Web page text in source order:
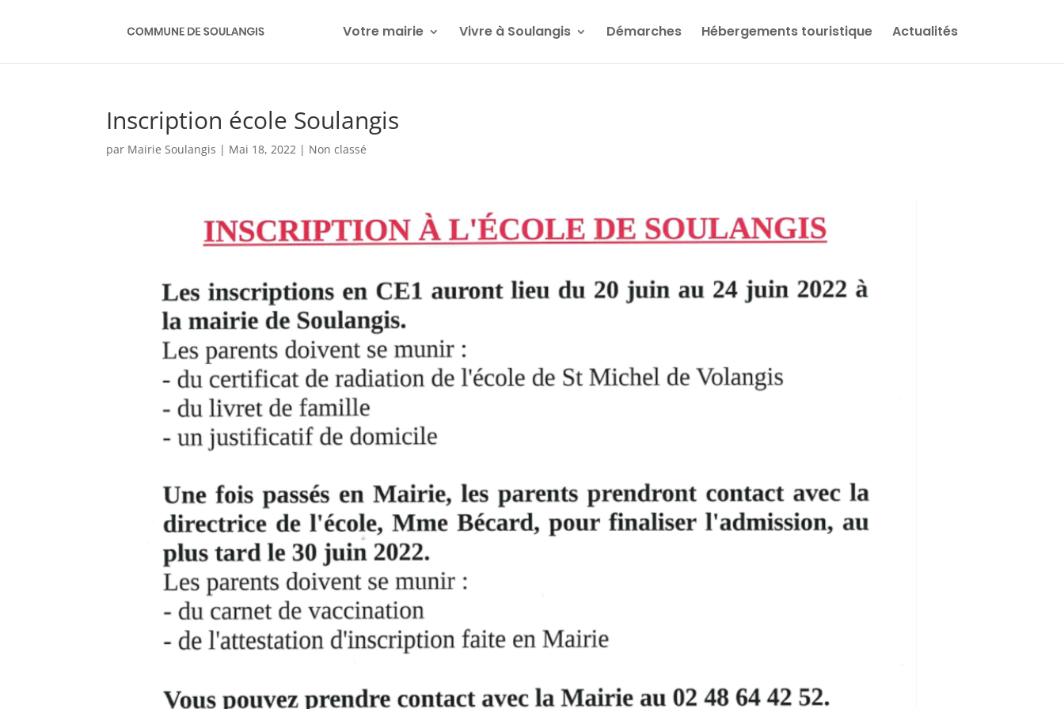
Votre mairie Vivre à Soulangis Démarches Hébergements touristique Actualités
Inscription école Soulangis
par Mairie Soulangis | Mai 18, 2022 | Non classé